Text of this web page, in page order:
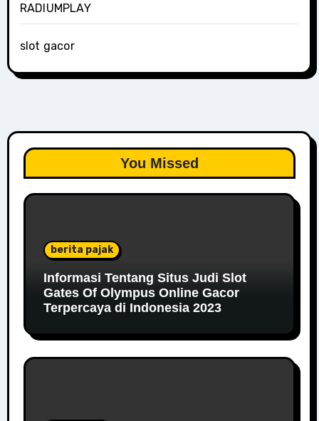
RADIUMPLAY
slot gacor
You Missed
berita pajak
Informasi Tentang Situs Judi Slot
Gates Of Olympus Online Gacor
Terpercaya di Indonesia 2023